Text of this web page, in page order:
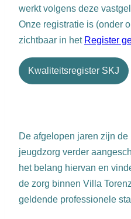
werkt volgens deze
Onze registratie is (onder
zichtbaar in het Register
Kwaliteitsregister SKJ
De afgelopen jaren zijn
jeugdzorg verder
het belang hiervan en
de zorg binnen Villa
geldende professionele